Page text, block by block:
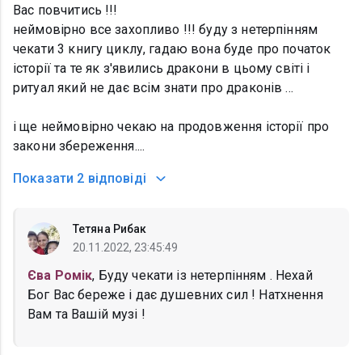
Вас повчитись !!!
неймовірно все захопливо !!! буду з нетерпінням
чекати 3 книгу циклу, гадаю вона буде про початок
історії та те як з'явились дракони в цьому світі і
ритуал який не дає всім знати про драконів ...
і ще неймовірно чекаю на продовження історії про
закони збереження....
Показати 2 відповіді
Тетяна Рибак
20.11.2022, 23:45:49
Єва Ромік, Буду чекати із нетерпінням . Нехай
Бог Вас береже і дає душевних сил ! Натхнення
Вам та Вашій музі !